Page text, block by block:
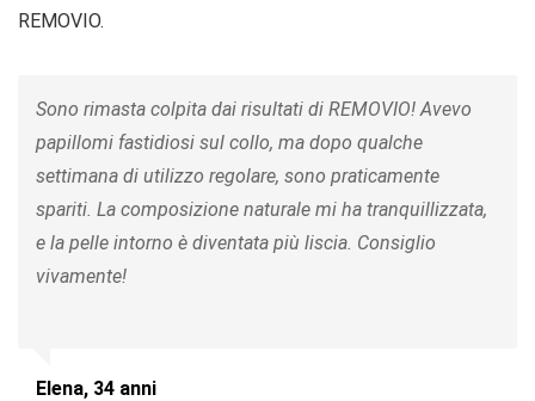
REMOVIO.
Sono rimasta colpita dai risultati di REMOVIO! Avevo
papillomi fastidiosi sul collo, ma dopo qualche
settimana di utilizzo regolare, sono praticamente
spariti. La composizione naturale mi ha tranquillizzata,
e la pelle intorno è diventata più liscia. Consiglio
vivamente!
Elena, 34 anni